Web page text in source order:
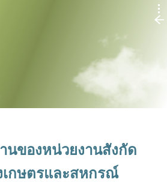
นของหน่วยงานสังกัด
เกษตรและสหกรณ์